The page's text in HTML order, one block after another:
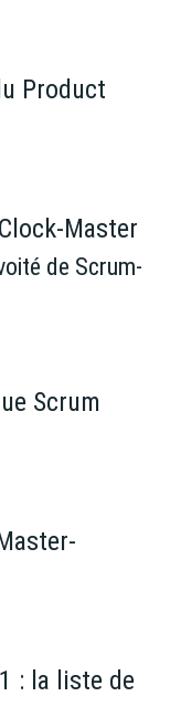
Product
Master
de Scrum-
Scrum
: la liste de